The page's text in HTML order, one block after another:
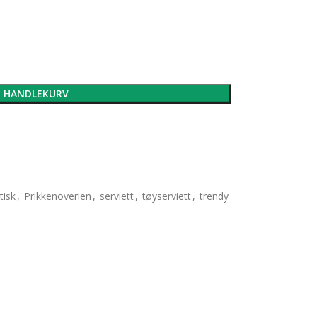
HANDLEKURV
, Prikkenoverien , serviett, tøyserviett, trendy